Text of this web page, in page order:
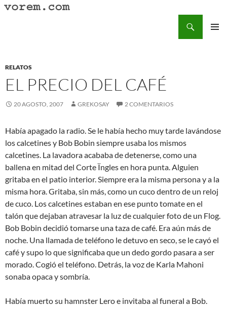
Saltar
RELATOS
EL PRECIO DEL CAFÉ
20 AGOSTO, 2007 GREKOSAY 2 COMENTARIOS
Había apagado la radio. Se le había hecho muy tarde lavándose
los calcetines y Bob Bobin siempre usaba los mismos
calcetines. La lavadora acababa de detenerse, como una
ballena en mitad del Corte Ïngles en hora punta. Alguien
gritaba en el patio interior. Siempre era la misma persona y a la
misma hora. Gritaba, sin más, como un cuco dentro de un reloj
de cuco. Los calcetines estaban en ese punto tomate en el
talón que dejaban atravesar la luz de cualquier foto de un Flog.
Bob Bobin decidió tomarse una taza de café. Era aún más de
noche. Una llamada de teléfono le detuvo en seco, se le cayó el
café y supo lo que significaba que un dedo gordo pasara a ser
morado. Cogió el teléfono. Detrás, la voz de Karla Mahoni
sonaba opaca y sombría.
Había muerto su hamnster Lero e invitaba al funeral a Bob.